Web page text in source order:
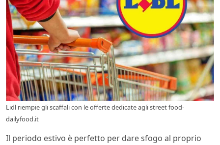
Lidl riempie gli scaffali con le offerte dedicate agli street food-
dailyfood.it
Il periodo estivo è perfetto per dare sfogo al proprio